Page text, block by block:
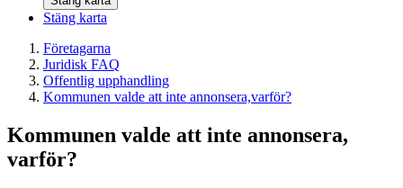
Stäng karta
Företagarna
Juridisk FAQ
Offentlig upphandling
Kommunen valde att inte annonsera,varför?
Kommunen valde att inte annonsera,
varför?